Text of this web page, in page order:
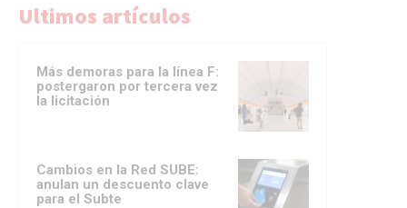
Ultimos artículos
Más demoras para la línea F:
postergaron por tercera vez
la licitación
Cambios en la Red SUBE:
anulan un descuento clave
para el Subte